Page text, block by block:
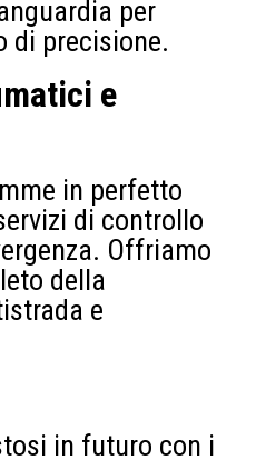
per
di precisione.
e
in perfetto
di controllo
Offriamo
della
e
in futuro con i